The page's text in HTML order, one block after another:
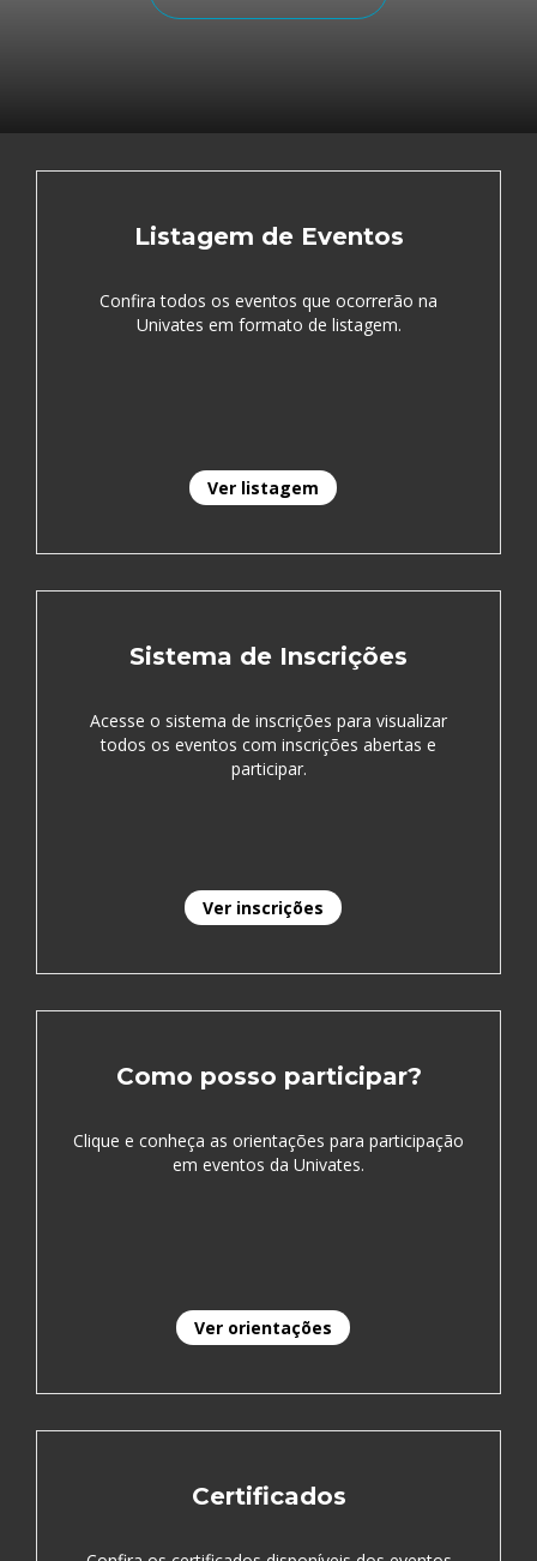
Listagem de Eventos
Confira todos os eventos que ocorrerão na
Univates em formato de listagem.
Ver listagem
Sistema de Inscrições
Acesse o sistema de inscrições para visualizar
todos os eventos com inscrições abertas e
participar.
Ver inscrições
Como posso participar?
Clique e conheça as orientações para participação
em eventos da Univates.
Ver orientações
Certificados